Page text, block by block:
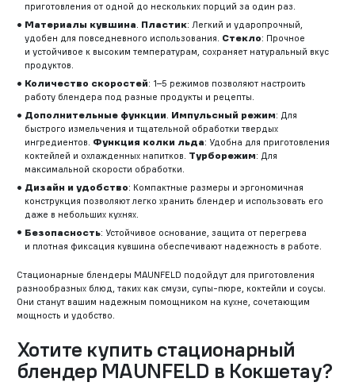
приготовления от одной до нескольких порций за один раз.
Материалы кувшина. Пластик: Легкий и ударопрочный,
удобен для повседневного использования. Стекло: Прочное
и устойчивое к высоким температурам, сохраняет натуральный вкус
продуктов.
Количество скоростей: 1–5 режимов позволяют настроить
работу блендера под разные продукты и рецепты.
Дополнительные функции. Импульсный режим: Для
быстрого измельчения и тщательной обработки твердых
ингредиентов. Функция колки льда: Удобна для приготовления
коктейлей и охлажденных напитков. Турборежим: Для
максимальной скорости обработки.
Дизайн и удобство: Компактные размеры и эргономичная
конструкция позволяют легко хранить блендер и использовать его
даже в небольших кухнях.
Безопасность: Устойчивое основание, защита от перегрева
и плотная фиксация кувшина обеспечивают надежность в работе.
Стационарные блендеры MAUNFELD подойдут для приготовления
разнообразных блюд, таких как смузи, супы-пюре, коктейли и соусы.
Они станут вашим надежным помощником на кухне, сочетающим
мощность и удобство.
Хотите купить стационарный
блендер MAUNFELD в Кокшетау?